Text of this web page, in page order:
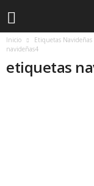
Inicio Etiquetas
navideñas4
etiquetas